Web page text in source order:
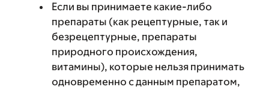
Если вы принимаете какие-либо
препараты (как рецептурные, так и
безрецептурные, препараты
природного происхождения,
витамины), которые нельзя принимать
одновременно с данным препаратом,